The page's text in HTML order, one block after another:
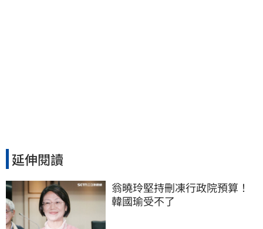
延伸閱讀
翁曉玲堅持刪凍行政院預算！
韓國瑜受不了